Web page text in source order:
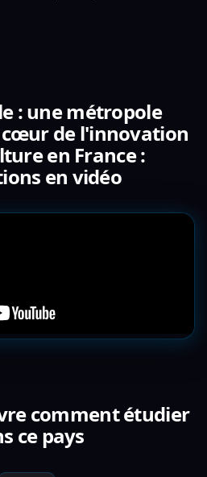
: une métropole
de l'innovation
en France :
en vidéo
comment étudier
ce pays